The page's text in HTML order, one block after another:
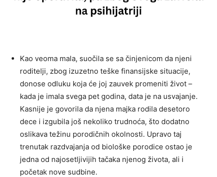
Kao veoma mala, suočila se sa činjenicom da njeni
roditelji, zbog izuzetno teške finansijske situacije,
donose odluku koja će joj zauvek promeniti život –
kada je imala svega pet godina, data je na usvajanje.
Kasnije je govorila da njena majka rodila desetoro
dece i izgubila još nekoliko trudnoća, što dodatno
oslikava težinu porodičnih okolnosti. Upravo taj
trenutak razdvajanja od biološke porodice ostao je
jedna od najosetljivijih tačaka njenog života, ali i
početak nove sudbine.